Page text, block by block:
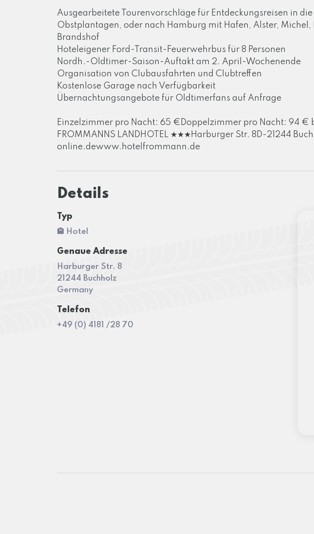
Ausgearbeitete Tourenvorschläge für Entdeckungsreisen in
Obstplantagen, oder nach Hamburg mit Hafen, Alster,
Brandshof
Hoteleigener Ford-Transit-Feuerwehrbus für 8 Personen
Nordh.-Oldtimer-Saison-Auftakt am 2. April-Wochenende
Organisation von Clubausfahrten und Clubtreffen
Kostenlose Garage nach Verfügbarkeit
Übernachtungsangebote für Oldtimerfans auf Anfrage
Einzelzimmer pro Nacht: 65 €Doppelzimmer pro Nacht: 94 €
FROMMANNS LANDHOTEL ★★★Harburger Str. 8D-21244
online.dewww.hotelfrommann.de
Details
Typ
🏨 Hotel
Genaue Adresse
Harburger Str. 8
21244 Buchholz
Germany
Telefon
+49 (0) 4181 /28 70